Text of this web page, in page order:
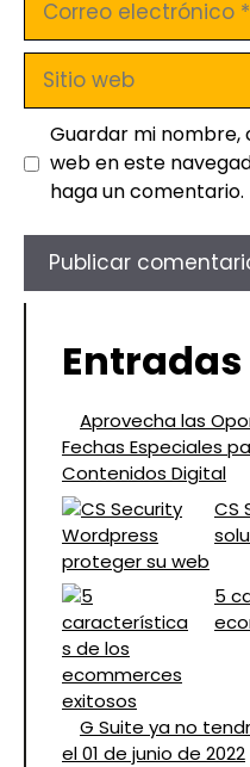
Guardar mi
web en este
haga un comentario.
Aprovecha las
Fechas Especiales
Contenidos Digital
CS
proteger su web
5
G Suite ya no
el 01 de junio de 2022